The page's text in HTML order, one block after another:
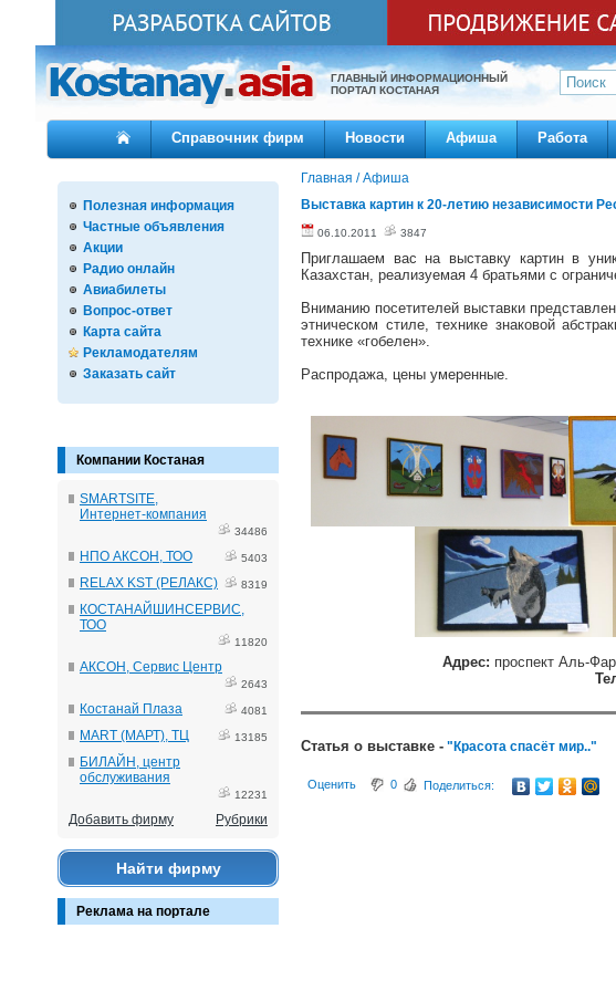
ГЛАВНЫЙ ИНФОРМАЦИОННЫЙ
ПОРТАЛ КОСТАНАЯ
Справочник фирм Новости Афиша Работа
Полезная информация
Частные объявления
Акции
Радио онлайн
Авиабилеты
Вопрос-ответ
Карта сайта
Рекламодателям
Заказать сайт
Компании Костаная
SMARTSITE,
Интернет-компания
34486
НПО АКСОН, ТОО 5403
RELAX KST (РЕЛАКС) 8319
КОСТАНАЙШИНСЕРВИС,
ТОО
11820
АКСОН, Сервис Центр
2643
Костанай Плаза 4081
MART (МАРТ), ТЦ 13185
БИЛАЙН, центр
обслуживания
12231
Добавить фирму Рубрики
Найти фирму
Реклама на портале
Главная /Афиша
Выставка картин к 20-летию независимости
06.10.2011 3847
Приглашаем вас на выставку картин в
Казахстан, реализуемая 4 братьями с
Вниманию посетителей выставки
этническом стиле, технике знаковой
технике «гобелен».
Распродажа, цены умеренные.
Адрес: проспект Аль-
Статья о выставке - "Красота спасёт мир.."
Оценить 0 Поделиться: